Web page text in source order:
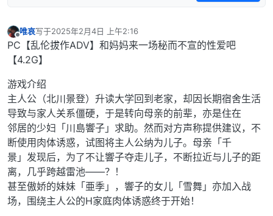
离线
唯哀写于2025年2月4日 上午2:16
最后由 编辑
PC【乱伦拔作ADV】和妈妈来一场秘而不宣的性爱吧
【4.2G】
游戏介绍
主人公（北川景登）升读大学回到老家，却因长期宿舍生活
导致与家人关系僵硬，于是转向母亲的前辈，亦是住在
邻居的少妇「川島響子」求助。然而对方声称提供建议，不
断使用肉体诱惑，试图将主人公纳为儿子。母亲「千
景」发现后，为了不让響子夺走儿子，不断拉近与儿子的距
离，几乎跨越雷池——？！
甚至傲娇的妹妹「亜季」，響子的女儿「雪舞」亦加入战
场，围绕主人公的H家庭肉体诱惑终于开始！